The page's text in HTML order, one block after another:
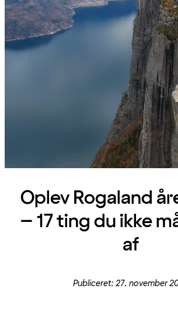
Oplev Rogaland
– 17 ting du ikke
af
Publiceret: 27. november